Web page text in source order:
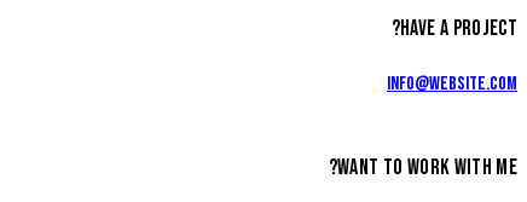
HAVE A PROJECT?
info@website.com
WANT TO WORK WITH ME?